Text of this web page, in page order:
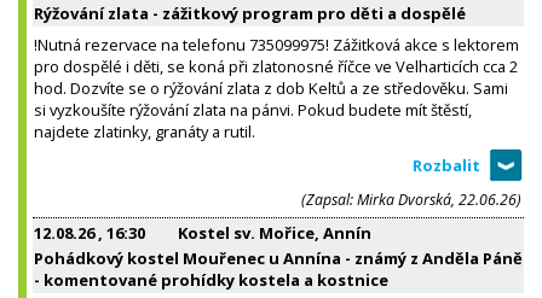
Rýžování zlata - zážitkový program pro děti a dospělé
!Nutná rezervace na telefonu 735099975! Zážitková akce s lektorem
pro dospělé i děti, se koná při zlatonosné říčce ve Velharticích cca 2
hod. Dozvíte se o rýžování zlata z dob Keltů a ze středověku. Sami
si vyzkoušíte rýžování zlata na pánvi. Pokud budete mít štěstí,
najdete zlatinky, granáty a rutil.
(Zapsal: Mirka Dvorská, 22.06.26)
12.08.26, 16:30
Kostel sv. Mořice, Annín
Pohádkový kostel Mouřenec u Annína - známý z Anděla Páně
- komentované prohídky kostela a kostnice